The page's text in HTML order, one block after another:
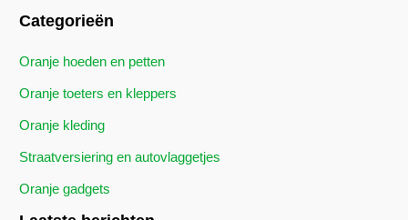
Categorieën
Oranje hoeden en petten
Oranje toeters en kleppers
Oranje kleding
Straatversiering en autovlaggetjes
Oranje gadgets